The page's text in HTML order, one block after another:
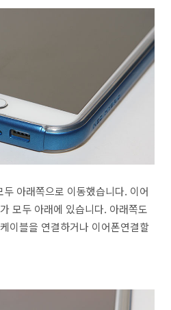
아래쪽으로 이동했습니다. 이어
모두 아래에 있습니다. 아래쪽도
이블을 연결하거나 이어폰연결할